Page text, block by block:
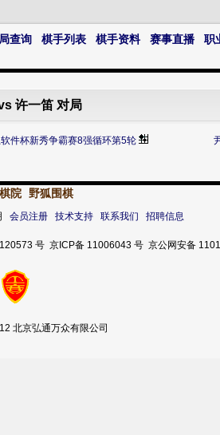
查询 棋手列表 棋手资料 赛事直播 职
许一笛 对局
件杯新秀争霸赛8强循环第5轮
院 野狐围棋
会员注册 技术支持 联系我们 招聘信息
号 京ICP备 11006043 号 京公网安备
北京弘通万众有限公司